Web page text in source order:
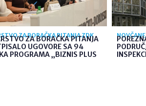
ZA BORAČKA PITANJA ZDK
ZA BORAČKA PITANJA
UGOVORE SA 94
PROGRAMA „BIZNIS PLUS